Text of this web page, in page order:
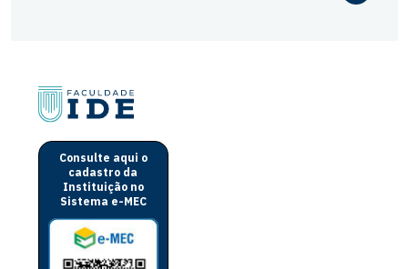
Consulte aqui o
cadastro da
Instituição no
Sistema e-MEC